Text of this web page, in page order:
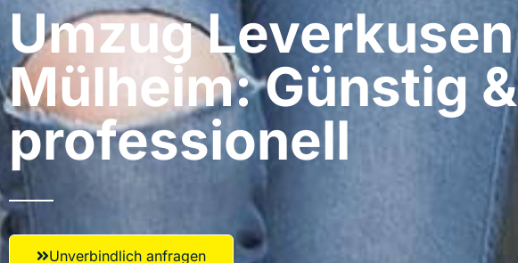
Umzug Leverkusen​
Mülheim: Günstig &
professionell​
Unverbindlich anfragen